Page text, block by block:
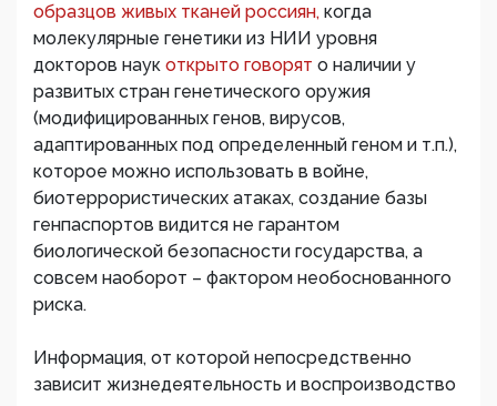
образцов живых тканей россиян, когда
молекулярные генетики из НИИ уровня
докторов наук открыто говорят о наличии у
развитых стран генетического оружия
(модифицированных генов, вирусов,
адаптированных под определенный геном и т.п.),
которое можно использовать в войне,
биотеррористических атаках, создание базы
генпаспортов видится не гарантом
биологической безопасности государства, а
совсем наоборот – фактором необоснованного
риска.
Информация, от которой непосредственно
зависит жизнедеятельность и воспроизводство